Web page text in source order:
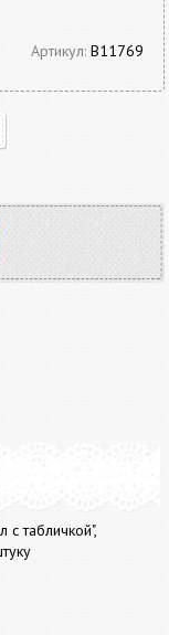
Артикул: В11769
с табличкой",